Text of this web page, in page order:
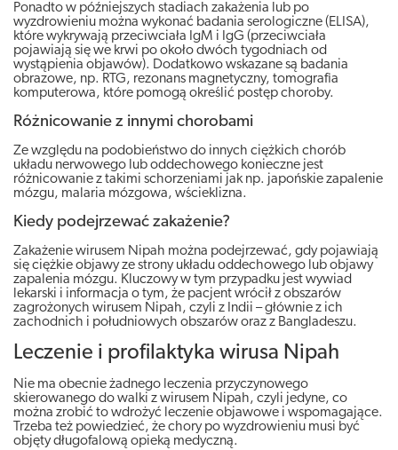
Ponadto w późniejszych stadiach zakażenia lub po
wyzdrowieniu można wykonać badania serologiczne (ELISA),
które wykrywają przeciwciała IgM i IgG (przeciwciała
pojawiają się we krwi po około dwóch tygodniach od
wystąpienia objawów). Dodatkowo wskazane są badania
obrazowe, np. RTG, rezonans magnetyczny, tomografia
komputerowa, które pomogą określić postęp choroby.
Różnicowanie z innymi chorobami
Ze względu na podobieństwo do innych ciężkich chorób
układu nerwowego lub oddechowego konieczne jest
różnicowanie z takimi schorzeniami jak np. japońskie zapalenie
mózgu, malaria mózgowa, wścieklizna.
Kiedy podejrzewać zakażenie?
Zakażenie wirusem Nipah można podejrzewać, gdy pojawiają
się ciężkie objawy ze strony układu oddechowego lub objawy
zapalenia mózgu. Kluczowy w tym przypadku jest wywiad
lekarski i informacja o tym, że pacjent wrócił z obszarów
zagrożonych wirusem Nipah, czyli z Indii – głównie z ich
zachodnich i południowych obszarów oraz z Bangladeszu.
Leczenie i profilaktyka wirusa Nipah
Nie ma obecnie żadnego leczenia przyczynowego
skierowanego do walki z wirusem Nipah, czyli jedyne, co
można zrobić to wdrożyć leczenie objawowe i wspomagające.
Trzeba też powiedzieć, że chory po wyzdrowieniu musi być
objęty długofalową opieką medyczną.